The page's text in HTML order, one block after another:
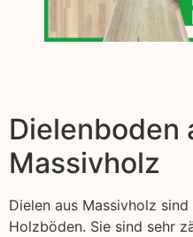
Dielenboden
Massivholz
Dielen aus Massivholz
Holzböden. Sie sind sehr